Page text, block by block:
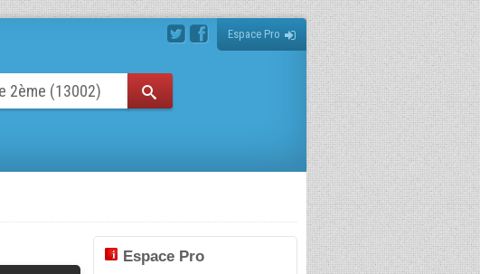
Espace Pro
Espace Pro